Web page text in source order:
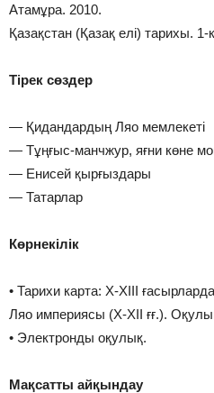
Атамұра. 2010.
Қазақстан (Қазақ елі) тарихы.
Тірек сөздер
— Қидандардың Ляо мемлекеті
— Тұңғыс-манчжур, яғни көне
— Енисей қырғыздары
— Татарлар
Көрнекілік
• Тарихи карта: Х-ХІІІ
Ляо империясы (Х-ХІІ ғғ.).
• Электронды оқулық.
Мақсатты айқындау